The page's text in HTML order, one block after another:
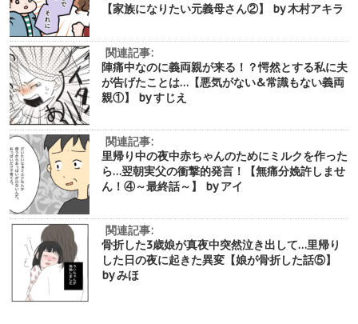
【家族になりたい元義母さん②】 by 木村アキラ
関連記事:
陣痛中なのに義両親が来る！？愕然とする私に夫
が告げたことは…【悪気がない&常識もない義両
親①】 by すじえ
関連記事:
里帰り中の夜中赤ちゃんのためにミルクを作った
ら…翌朝実父の衝撃的発言！【無痛分娩許しませ
ん！④～最終話～】 by アイ
関連記事:
骨折した3歳娘が真夜中突然泣き出して…里帰り
した日の夜に起きた異変【娘が骨折した話⑤】
by みほ